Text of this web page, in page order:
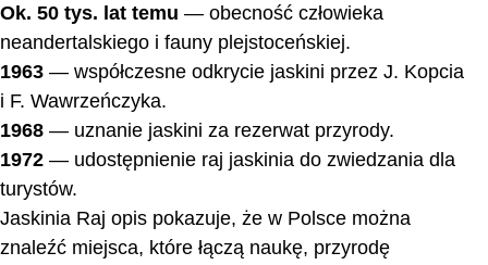
Ok. 50 tys. lat temu — obecność człowieka
neandertalskiego i fauny plejstoceńskiej.
1963 — współczesne odkrycie jaskini przez J. Kopcia
i F. Wawrzeńczyka.
1968 — uznanie jaskini za rezerwat przyrody.
1972 — udostępnienie raj jaskinia do zwiedzania dla
turystów.
Jaskinia Raj opis pokazuje, że w Polsce można
znaleźć miejsca, które łączą naukę, przyrodę